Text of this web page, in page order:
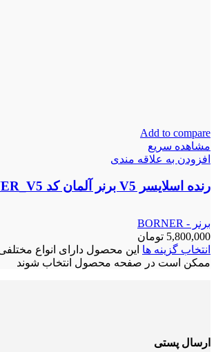
Add to compare
مشاهده سریع
افزودن به علاقه مندی
رنده اسلایسر V5 برنر آلمان کد BORNER_V5
برنر - BORNER
5,800,000 تومان
انتخاب گزینه ها این محصول دارای انواع
ممکن است در صفحه محصول انتخاب شوند
ارسال پستی